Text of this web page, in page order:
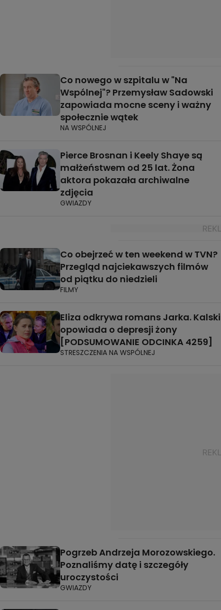
Co nowego w szpitalu w "Na
Wspólnej"? Przemysław Sadowski
zapowiada mocne sceny i ważny
społecznie wątek
NA WSPÓLNEJ
Pierce Brosnan i Keely Shaye są
małżeństwem od 25 lat. Żona
aktora pokazała archiwalne
zdjęcia
GWIAZDY
Co obejrzeć w ten weekend w TVN?
Przegląd najciekawszych filmów
od piątku do niedzieli
FILMY
Eliza odkrywa romans Jarka. Kalski
opowiada o depresji żony
[PODSUMOWANIE ODCINKA 4259]
STRESZCZENIA NA WSPÓLNEJ
Pogrzeb Andrzeja Morozowskiego.
Poznaliśmy datę i szczegóły
uroczystości
GWIAZDY